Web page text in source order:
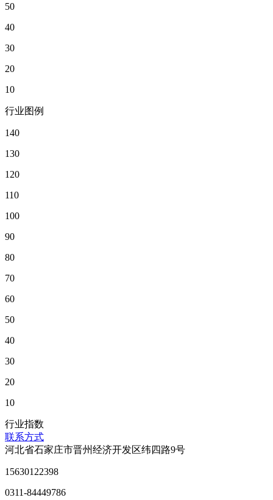
50
40
30
20
10
行业图例
140
130
120
110
100
90
80
70
60
50
40
30
20
10
行业指数
联系方式
河北省石家庄市晋州经济开发区纬四路9号
15630122398
0311-84449786